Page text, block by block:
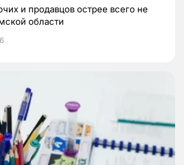
и продавцов острее всего не
области